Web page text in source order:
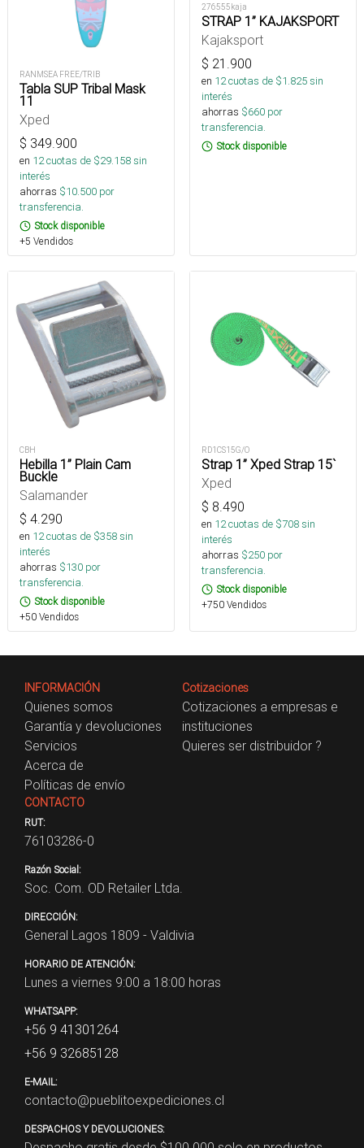
RANMSEA FREE/TRIB
Tabla SUP Tribal Mask
11
Xped
$ 349.900
en 12cuotas de $29.158sin
interés
ahorras $10.500 por
transferencia.
Stock disponible
+5 Vendidos
276555kaja
STRAP 1” KAJAKSPORT
Kajaksport
$ 21.900
en 12cuotas de $1.825sin
interés
ahorras $660 por
transferencia.
Stock disponible
CBH
Hebilla 1” Plain Cam
Buckle
Salamander
$ 4.290
en 12cuotas de $358sin
interés
ahorras $130 por
transferencia.
Stock disponible
+50 Vendidos
RD1CS15G/O
Strap 1” Xped Strap 15`
Xped
$ 8.490
en 12cuotas de $708sin
interés
ahorras $250 por
transferencia.
Stock disponible
+750 Vendidos
INFORMACIÓN
Quienes somos
Garantía y devoluciones
Servicios
Acerca de
Políticas de envío
Cotizaciones
Cotizaciones a empresas e
instituciones
Quieres ser distribuidor ?
CONTACTO
RUT:
76103286-0
Razón Social:
Soc. Com. OD Retailer Ltda.
DIRECCIÓN:
General Lagos 1809 - Valdivia
HORARIO DE ATENCIÓN:
Lunes a viernes 9:00 a 18:00 horas
WHATSAPP:
+56 9 41301264
+56 9 32685128
E-MAIL:
contacto@pueblitoexpediciones.cl
DESPACHOS Y DEVOLUCIONES: